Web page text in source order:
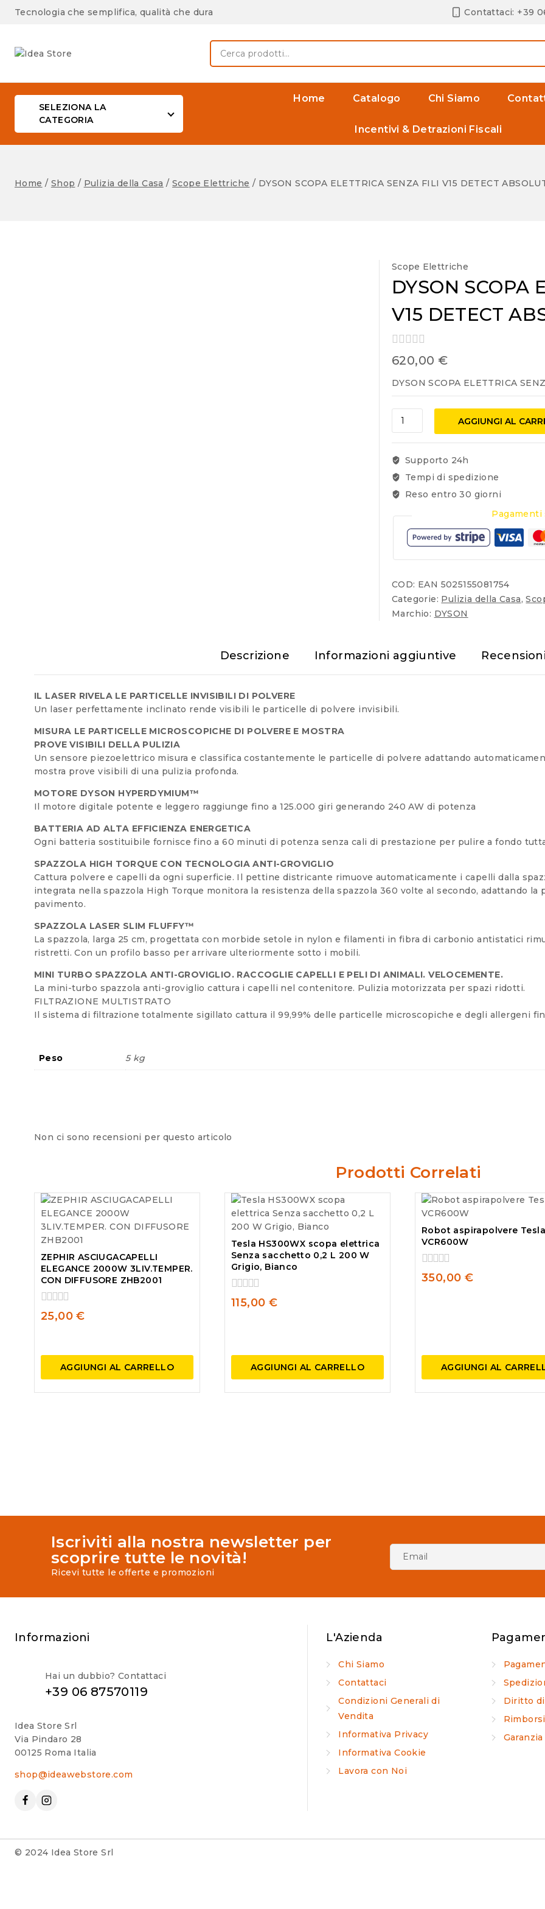
Tecnologia che semplifica, qualità che dura Contattaci: +39
SELEZIONA LA
CATEGORIA
Home Catalogo Chi Siamo
Incentivi & Detrazioni Fiscali
Home / Shop / Pulizia della Casa / Scope Elettriche / DYSON SCOPA ELETTRICA SENZA FILI V15 DETECT
Scope Elettriche
DYSON SCOPA
V15 DETECT
0
out
of
5
620,00 €
DYSON SCOPA ELETTRICA
AGGIUNGI AL
Supporto 24h
Tempi di spedizione
Reso entro 30 giorni
Pagamenti
COD: EAN 5025155081754
Categorie: Pulizia della Casa,
Marchio: DYSON
Descrizione Informazioni aggiuntive
IL LASER RIVELA LE PARTICELLE INVISIBILI DI POLVERE
Un laser perfettamente inclinato rende visibili le particelle di polvere invisibili.
MISURA LE PARTICELLE MICROSCOPICHE DI POLVERE E MOSTRA
PROVE VISIBILI DELLA PULIZIA
Un sensore piezoelettrico misura e classifica costantemente le particelle di polvere adattando
mostra prove visibili di una pulizia profonda.
MOTORE DYSON HYPERDYMIUM™
Il motore digitale potente e leggero raggiunge fino a 125.000 giri generando 240 AW di potenza
BATTERIA AD ALTA EFFICIENZA ENERGETICA
Ogni batteria sostituibile fornisce fino a 60 minuti di potenza senza cali di prestazione per pulire a fondo
SPAZZOLA HIGH TORQUE CON TECNOLOGIA ANTI-GROVIGLIO
Cattura polvere e capelli da ogni superficie. Il pettine districante rimuove automaticamente i capelli dalla
integrata nella spazzola High Torque monitora la resistenza della spazzola 360 volte al secondo, adattando
pavimento.
SPAZZOLA LASER SLIM FLUFFY™
La spazzola, larga 25 cm, progettata con morbide setole in nylon e filamenti in fibra di carbonio antistatici
ristretti. Con un profilo basso per arrivare ulteriormente sotto i mobili.
MINI TURBO SPAZZOLA ANTI-GROVIGLIO. RACCOGLIE CAPELLI E PELI DI ANIMALI. VELOCEMENTE.
La mini-turbo spazzola anti-groviglio cattura i capelli nel contenitore. Pulizia motorizzata per spazi ridotti.
FILTRAZIONE MULTISTRATO
Il sistema di filtrazione totalmente sigillato cattura il 99,99% delle particelle microscopiche e degli allergeni
Peso 5 kg
Non ci sono recensioni per questo articolo
Prodotti Correlati
ZEPHIR ASCIUGACAPELLI
ELEGANCE 2000W 3LIV.TEMPER.
CON DIFFUSORE ZHB2001
0
25,00€
AGGIUNGI AL CARRELLO
Tesla HS300WX scopa elettrica
Senza sacchetto 0,2 L 200 W
Grigio, Bianco
0
115,00 €
AGGIUNGI AL CARRELLO
Robot aspirapolvere
VCR600W
0
350,00 €
AGGIUNGI AL
Iscriviti alla nostra newsletter per
scoprire tutte le novità!
Ricevi tutte le offerte e promozioni
Informazioni
Hai un dubbio? Contattaci
+39 06 87570119
Idea Store Srl
Via Pindaro 28
00125 Roma Italia
shop@ideawebstore.com
L'Azienda
Chi Siamo
Contattaci
Condizioni Generali di
Vendita
Informativa Privacy
Informativa Cookie
Lavora con Noi
Diritto
Rimborsi
Garanzia
© 2024 Idea Store Srl